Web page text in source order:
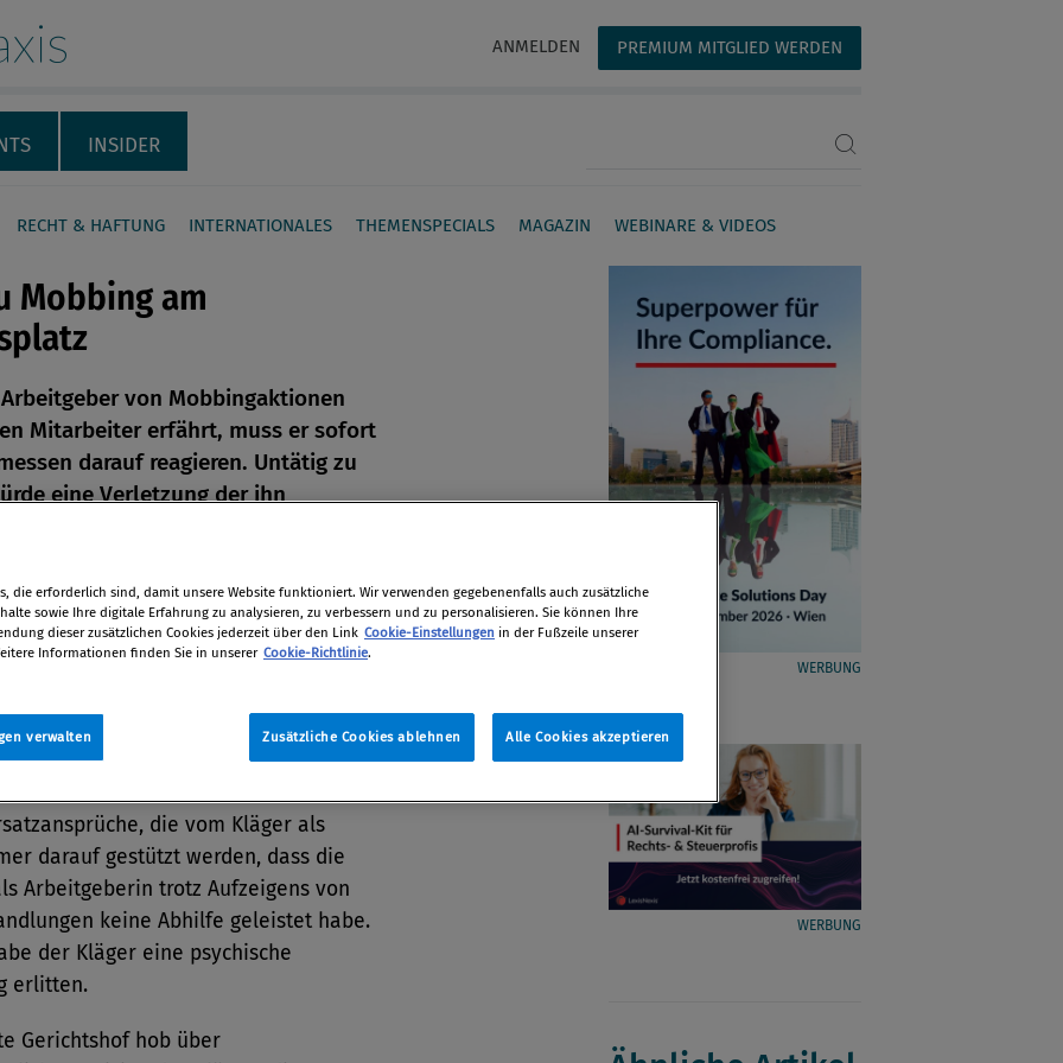
ANMELDEN PREMIUM MITGLIED WERDEN
INSIDER
RECHT & HAFTUNG INTERNATIONALES THEMENSPECIALS MAGAZIN WEBINARE & VIDEOS
Mobbing am
von Mobbingaktionen
Mitarbeiter erfährt, muss er sofort
darauf reagieren. Untätig zu
eine Verletzung der ihn
Gerichtshof (OGH) in einem
hin.
die vom Kläger als
darauf gestützt werden, dass die
Arbeitgeberin trotz Aufzeigens von
keine Abhilfe geleistet habe.
der Kläger eine psychische
erlitten.
Gerichtshof hob über
WERBUNG
WERBUNG
die erforderlich sind, damit unsere Website funktioniert. Wir verwenden gegebenenfalls auch zusätzliche
sowie Ihre digitale Erfahrung zu analysieren, zu verbessern und zu personalisieren. Sie können Ihre
dieser zusätzlichen Cookies jederzeit über den Link Cookie-Einstellungen in der Fußzeile unserer
Informationen finden Sie in unserer Cookie-Richtlinie.
Zusätzliche Cookies ablehnen Alle Cookies akzeptieren
verwalten